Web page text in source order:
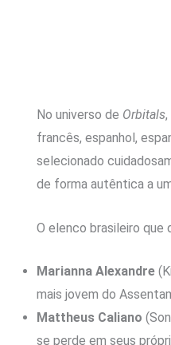
No universo de Orbitals,
francês, espanhol,
selecionado
de forma autêntica a
O elenco brasileiro que
Marianna Alexandre
mais jovem do
Mattheus Caliano
se perde em seus